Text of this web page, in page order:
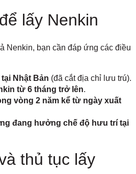
lấy Nenkin
Nenkin, bạn cần đáp ứng các điều
Nhật Bản (đã cắt địa chỉ lưu trú).
từ 6 tháng trở lên.
vòng 2 năm kể từ ngày xuất
đang hưởng chế độ hưu trí tại
thủ tục lấy